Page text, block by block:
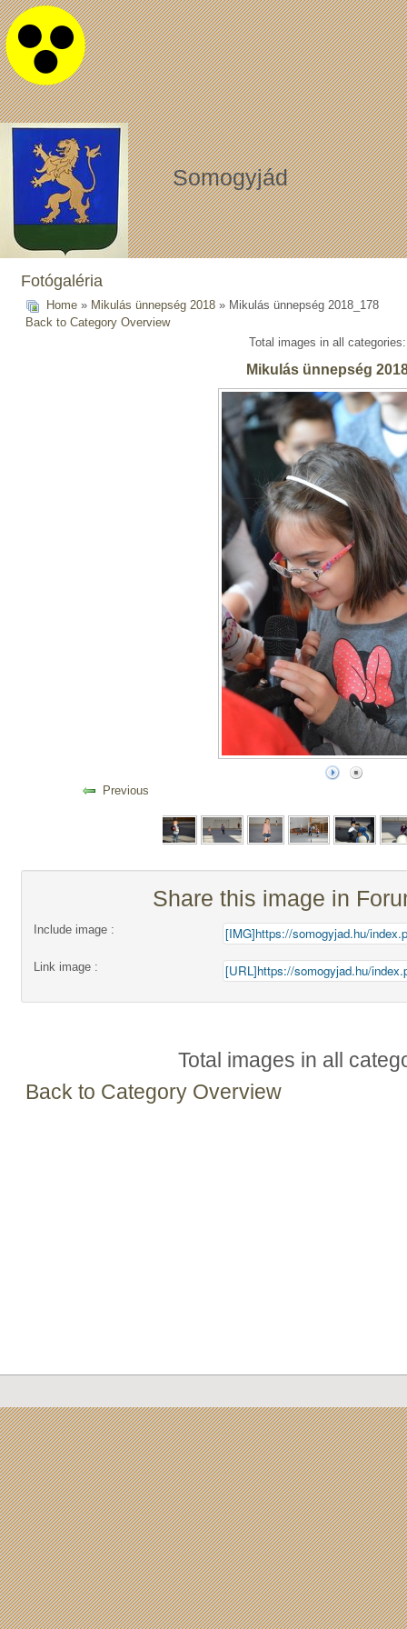
Somogyjád
Fotógaléria
Home » Mikulás ünnepség 2018 » Mikulás ünnepség 2018_178
Back to Category Overview
Total images in all
Mikulás ünnepség
Previous
Share this image in
Include image :
Link image :
Total images in all
Back to Category Overview